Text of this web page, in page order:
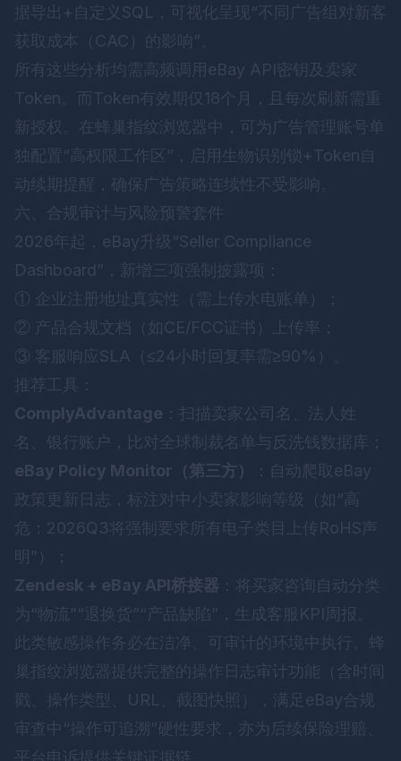
据导出+自定义SQL，可视化呈现“不同广告组对新客
获取成本（CAC）的影响”。
所有这些分析均需高频调用eBay API密钥及卖家
Token。而Token有效期仅18个月，且每次刷新需重
新授权。在 蜂巢指纹浏览器中，可为广告管理账号单
独配置“高权限工作区”，启用生物识别锁+Token自
动续期提醒，确保广告策略连续性不受影响。
六、合规审计与风险预警套件
2026年起，eBay升级“Seller Compliance
Dashboard”，新增三项强制披露项：
① 企业注册地址真实性（需上传水电账单）；
② 产品合规文档（如CE/FCC证书）上传率；
③ 客服响应SLA（≤24小时回复率需≥90%）。
推荐工具：
ComplyAdvantage ：扫描卖家公司名、法人姓
名、银行账户，比对全球制裁名单与反洗钱数据库；
eBay Policy Monitor（第三方）
：自动爬取eBay
政策更新日志，标注对中小卖家影响等级（如“高
危：2026Q3将强制要求所有电子类目上传RoHS声
明”）；
Zendesk + eBay API桥接器 ：将买家咨询自动分类
为“物流”“退换货”“产品缺陷”，生成客服KPI周报。
此类敏感操作务必在洁净、可审计的环境中执行。
蜂
巢指纹浏览器 提供完整的操作日志审计功能（含时间
戳、操作类型、URL、截图快照），满足eBay合规
审查中“操作可追溯”硬性要求，亦为后续保险理赔、
平台申诉提供关键证据链。